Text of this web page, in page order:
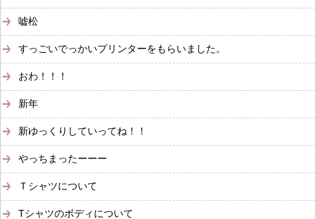
嘘松
すっごいでっかいプリンターをもらいました。
おわ！！！
新年
新ゆっくりしていってね！！
やっちまったーーー
Ｔシャツについて
Tシャツのボディについて